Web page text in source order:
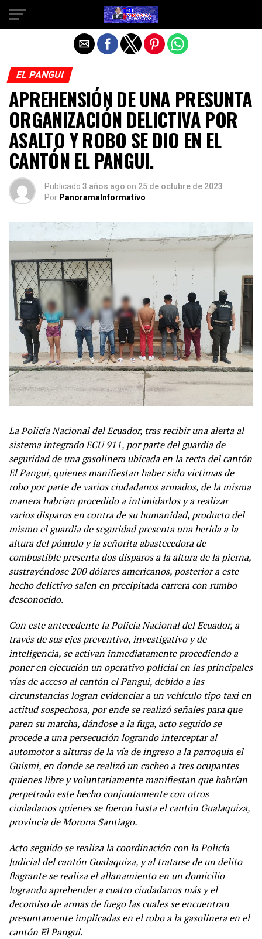
EL PANGUI
APREHENSIÓN DE UNA PRESUNTA
ORGANIZACIÓN DELICTIVA POR
ASALTO Y ROBO SE DIO EN EL
CANTÓN EL PANGUI.
Publicado 3 años ago on 25 de octubre de 2023
Por PanoramaInformativo
La Policía Nacional del Ecuador, tras recibir una alerta al
sistema integrado ECU 911, por parte del guardia de
seguridad de una gasolinera ubicada en la recta del cantón
El Pangui, quienes manifiestan haber sido victimas de
robo por parte de varios ciudadanos armados, de la misma
manera habrían procedido a intimidarlos y a realizar
varios disparos en contra de su humanidad, producto del
mismo el guardia de seguridad presenta una herida a la
altura del pómulo y la señorita abastecedora de
combustible presenta dos disparos a la altura de la pierna,
sustrayéndose 200 dólares americanos, posterior a este
hecho delictivo salen en precipitada carrera con rumbo
desconocido.
Con este antecedente la Policía Nacional del Ecuador, a
través de sus ejes preventivo, investigativo y de
inteligencia, se activan inmediatamente procediendo a
poner en ejecución un operativo policial en las principales
vías de acceso al cantón el Pangui, debido a las
circunstancias logran evidenciar a un vehículo tipo taxi en
actitud sospechosa, por ende se realizó señales para que
paren su marcha, dándose a la fuga, acto seguido se
procede a una persecución logrando interceptar al
automotor a alturas de la vía de ingreso a la parroquia el
Guismi, en donde se realizó un cacheo a tres ocupantes
quienes libre y voluntariamente manifiestan que habrían
perpetrado este hecho conjuntamente con otros
ciudadanos quienes se fueron hasta el cantón Gualaquiza,
provincia de Morona Santiago.
Acto seguido se realiza la coordinación con la Policía
Judicial del cantón Gualaquiza, y al tratarse de un delito
flagrante se realiza el allanamiento en un domicilio
logrando aprehender a cuatro ciudadanos más y el
decomiso de armas de fuego las cuales se encuentran
presuntamente implicadas en el robo a la gasolinera en el
cantón El Pangui.
Salir de la versión móvil